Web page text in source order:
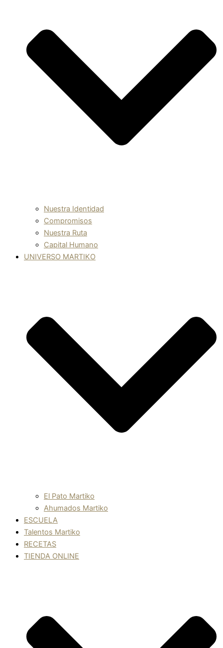
Nuestra Identidad
Compromisos
Nuestra Ruta
Capital Humano
UNIVERSO MARTIKO
El Pato Martiko
Ahumados Martiko
ESCUELA
Talentos Martiko
RECETAS
TIENDA ONLINE